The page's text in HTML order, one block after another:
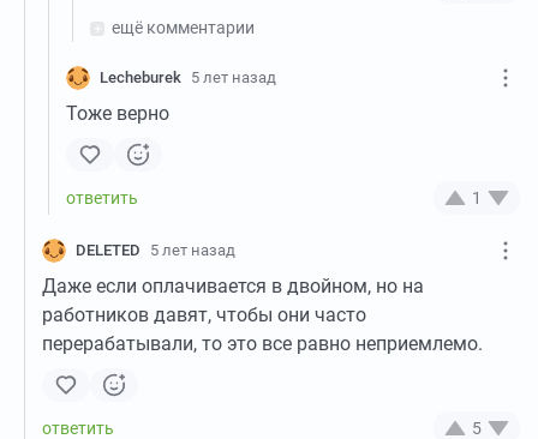
ещё комментарии
Lecheburek 5 лет назад
Тоже верно
1
DELETED 5 лет назад
Даже если оплачивается в двойном, но на
работников давят, чтобы они часто
перерабатывали, то это все равно неприемлемо.
5